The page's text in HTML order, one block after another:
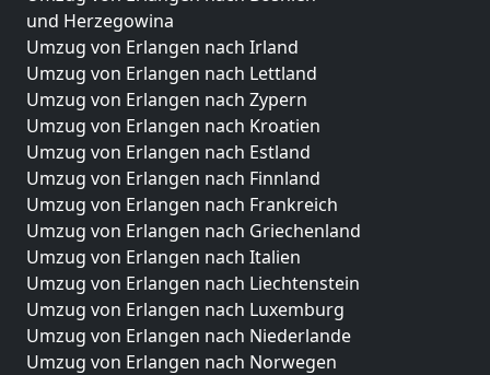
und Herzegowina
Umzug von Erlangen nach Irland
Umzug von Erlangen nach Lettland
Umzug von Erlangen nach Zypern
Umzug von Erlangen nach Kroatien
Umzug von Erlangen nach Estland
Umzug von Erlangen nach Finnland
Umzug von Erlangen nach Frankreich
Umzug von Erlangen nach Griechenland
Umzug von Erlangen nach Italien
Umzug von Erlangen nach Liechtenstein
Umzug von Erlangen nach Luxemburg
Umzug von Erlangen nach Niederlande
Umzug von Erlangen nach Norwegen